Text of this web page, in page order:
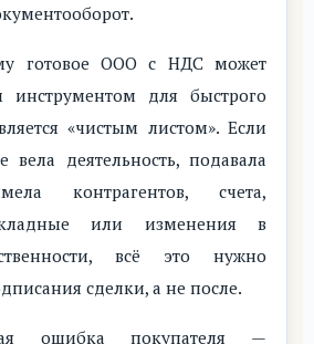
готовое ООО с НДС может
для быстрого
«чистым листом». Если
вела деятельность, подавала
контрагентов, счета,
или изменения в
всё это нужно
сделки, а не после.
ошибка покупателя —